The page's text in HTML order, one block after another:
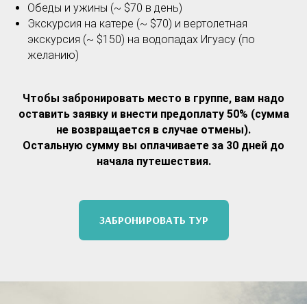
Обеды и ужины (~ $70 в день)
Экскурсия на катере (~ $70) и вертолетная
экскурсия (~ $150) на водопадах Игуасу (по
желанию)
Чтобы забронировать место в группе, вам надо
оставить заявку и внести предоплату 50% (сумма
не возвращается в случае отмены).
Остальную сумму вы оплачиваете за 30 дней до
начала путешествия.
ЗАБРОНИРОВАТЬ ТУР